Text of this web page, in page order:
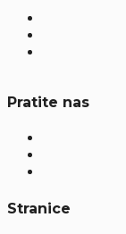
Pratite nas
Stranice